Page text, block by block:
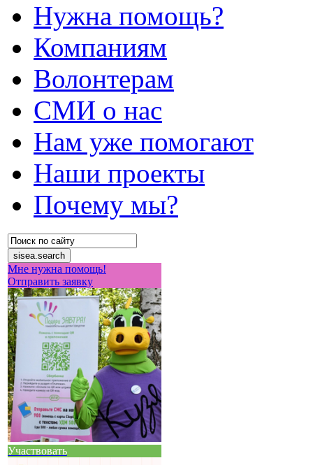
Нужна помощь?
Компаниям
Волонтерам
СМИ о нас
Нам уже помогают
Наши проекты
Почему мы?
Мне нужна помощь!
Отправить заявку
Участвовать